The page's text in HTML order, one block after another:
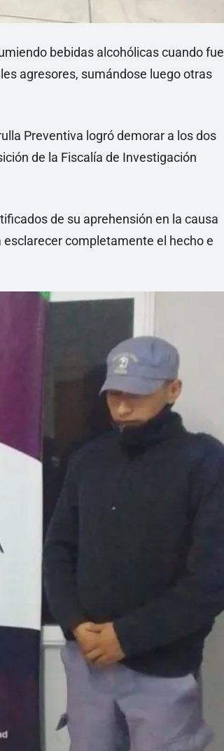
bebidas alcohólicas cuando fue
agresores, sumándose luego otras
Preventiva logró demorar a los dos
de la Fiscalía de Investigación
de su aprehensión en la causa
completamente el hecho e